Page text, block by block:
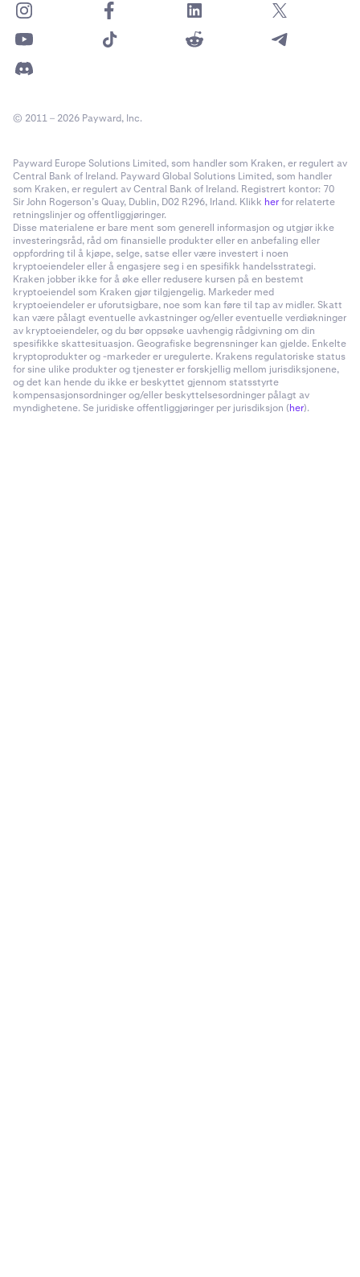
© 2011 – 2026 Payward, Inc.
Payward Europe Solutions Limited, som handler som Kraken, er regulert av
Central Bank of Ireland. Payward Global Solutions Limited, som handler
som Kraken, er regulert av Central Bank of Ireland. Registrert kontor: 70
Sir John Rogerson’s Quay, Dublin, D02 R296, Irland. Klikk herfor relaterte
retningslinjer og offentliggjøringer.
Disse materialene er bare ment som generell informasjon og utgjør ikke
investeringsråd, råd om finansielle produkter eller en anbefaling eller
oppfordring til å kjøpe, selge, satse eller være investert i noen
kryptoeiendeler eller å engasjere seg i en spesifikk handelsstrategi.
Kraken jobber ikke for å øke eller redusere kursen på en bestemt
kryptoeiendel som Kraken gjør tilgjengelig. Markeder med
kryptoeiendeler er uforutsigbare, noe som kan føre til tap av midler. Skatt
kan være pålagt eventuelle avkastninger og/eller eventuelle verdiøkninger
av kryptoeiendeler, og du bør oppsøke uavhengig rådgivning om din
spesifikke skattesituasjon. Geografiske begrensninger kan gjelde. Enkelte
kryptoprodukter og -markeder er uregulerte. Krakens regulatoriske status
for sine ulike produkter og tjenester er forskjellig mellom jurisdiksjonene,
og det kan hende du ikke er beskyttet gjennom statsstyrte
kompensasjonsordninger og/eller beskyttelsesordninger pålagt av
myndighetene. Se juridiske offentliggjøringer per jurisdiksjon (her).